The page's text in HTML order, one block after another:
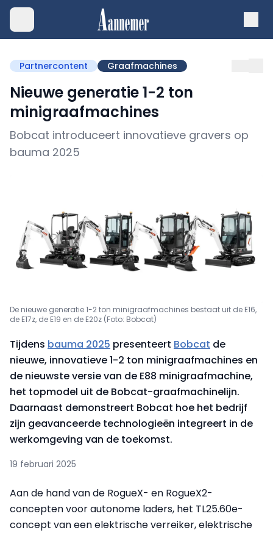
Partnercontent Graafmachines
Nieuwe generatie 1-2 ton
minigraafmachines
Bobcat introduceert innovatieve gravers op
bauma 2025
De nieuwe generatie 1-2 ton minigraafmachines bestaat uit de E16,
de E17z, de E19 en de E20z (Foto: Bobcat)
Tijdens bauma 2025 presenteert Bobcat de
nieuwe, innovatieve 1-2 ton minigraafmachines en
de nieuwste versie van de E88 minigraafmachine,
het topmodel uit de Bobcat-graafmachinelijn.
Daarnaast demonstreert Bobcat hoe het bedrijf
zijn geavanceerde technologieën integreert in de
werkomgeving van de toekomst.
19 februari 2025
Aan de hand van de RogueX- en RogueX2-
concepten voor autonome laders, het TL25.60e-
concept van een elektrische verreiker, elektrische